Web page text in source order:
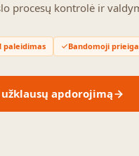
procesų kontrolė ir
paleidimas Bandomoji prieiga
apdorojimą